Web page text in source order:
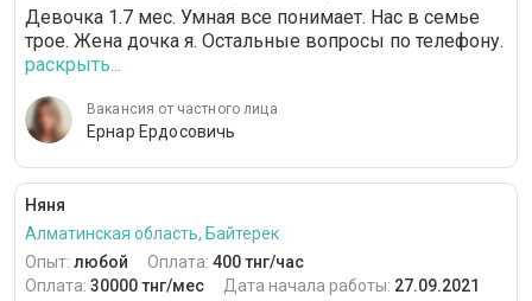
Девочка 1.7 мес. Умная все понимает. Нас в семье
трое. Жена дочка я. Остальные вопросы по телефону.
раскрыть...
Вакансия от частного лица
Ернар Ердосовичь
Няня
Алматинская область, Байтерек
Опыт: любой Оплата: 400 тнг/час
Оплата: 30000 тнг/мес Дата начала работы: 27.09.2021